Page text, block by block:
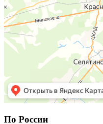
По России